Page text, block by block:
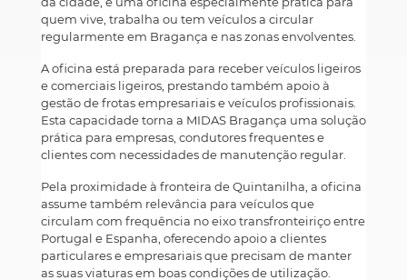
quem vive, trabalha ou tem veículos a circular
regularmente em Bragança e nas zonas envolventes.
A oficina está preparada para receber veículos ligeiros
e comerciais ligeiros, prestando também apoio à
gestão de frotas empresariais e veículos profissionais.
Esta capacidade torna a MIDAS Bragança uma solução
prática para empresas, condutores frequentes e
clientes com necessidades de manutenção regular.
Pela proximidade à fronteira de Quintanilha, a oficina
assume também relevância para veículos que
circulam com frequência no eixo transfronteiriço entre
Portugal e Espanha, oferecendo apoio a clientes
particulares e empresariais que precisam de manter
as suas viaturas em boas condições de utilização.